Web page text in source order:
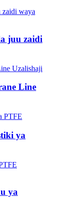
juu zaidi
Line
ya
ya